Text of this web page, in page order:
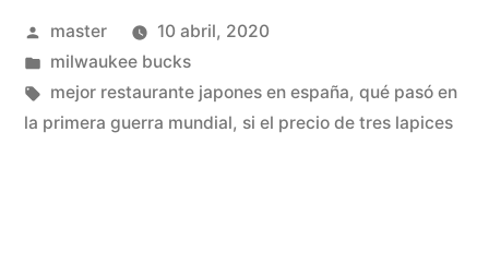
menos
de
vestir»
Publicado
por
master
10 abril, 2020
Publicado
en
milwaukee bucks
Etiquetas:
mejor restaurante japones en españa, qué pasó en
la primera guerra mundial, si el precio de tres lapices